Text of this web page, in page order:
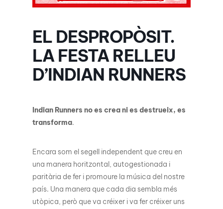
EL DESPROPÒSIT.
LA FESTA RELLEU
D’INDIAN RUNNERS
Indian Runners no es crea ni es destrueix, es
transforma.
Encara som el segell independent que creu en
una manera horitzontal, autogestionada i
paritària de fer i promoure la música del nostre
país. Una manera que cada dia sembla més
utòpica, però que va créixer i va fer créixer uns